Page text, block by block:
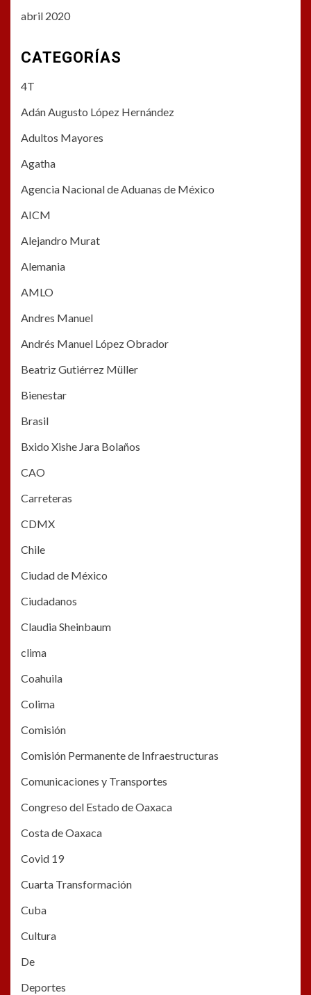
abril 2020
CATEGORÍAS
4T
Adán Augusto López Hernández
Adultos Mayores
Agatha
Agencia Nacional de Aduanas de México
AICM
Alejandro Murat
Alemania
AMLO
Andres Manuel
Andrés Manuel López Obrador
Beatriz Gutiérrez Müller
Bienestar
Brasil
Bxido Xishe Jara Bolaños
CAO
Carreteras
CDMX
Chile
Ciudad de México
Ciudadanos
Claudia Sheinbaum
clima
Coahuila
Colima
Comisión
Comisión Permanente de Infraestructuras
Comunicaciones y Transportes
Congreso del Estado de Oaxaca
Costa de Oaxaca
Covid 19
Cuarta Transformación
Cuba
Cultura
De
Deportes